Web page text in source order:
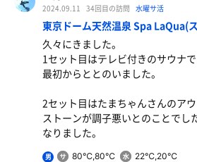
2024.09.11 34回目の訪問 水曜サ活
東京ドーム天然温泉 Spa LaQua(
久々にきました。
1セット目はテレビ付きのサウナで
最初からととのいました。
2セット目はたまちゃんさんのアウ
ストーンが調子悪いとのことでし
なりました。
男 80℃,80℃ 22℃,20℃